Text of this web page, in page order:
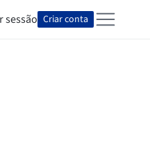
sessão Criar conta